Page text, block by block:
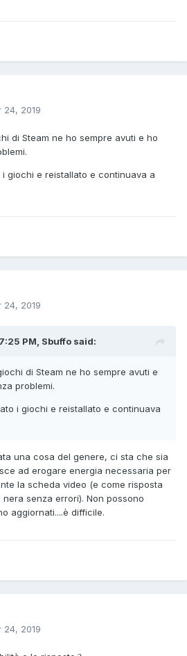
24, 2019
di Steam ne ho sempre avuti e ho
giochi e reistallato e continuava a
24, 2019
PM, Sbuffo said:
di Steam ne ho sempre avuti e
problemi.
i giochi e reistallato e continuava
una cosa del genere, ci sta che sia
ad erogare energia necessaria per
la scheda video (e come risposta
senza errori). Non possono
aggiornati....è difficile.
24, 2019